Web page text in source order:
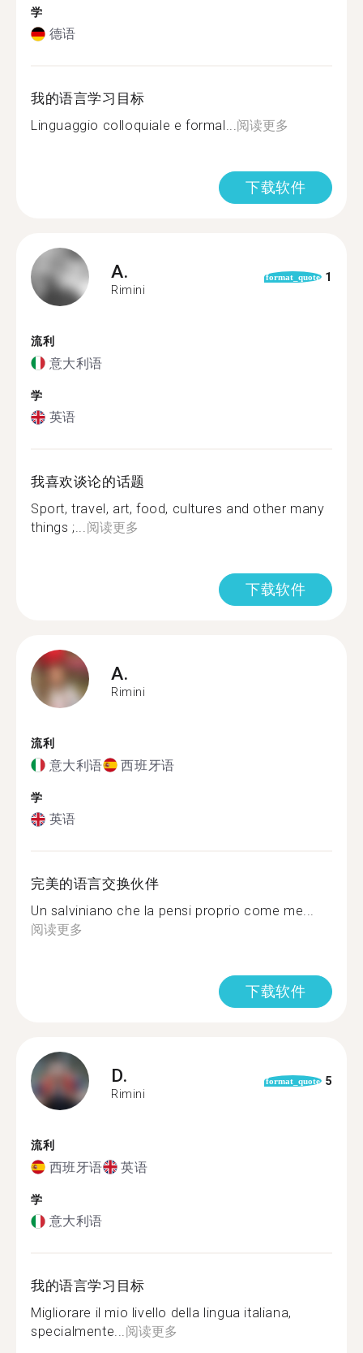
学
德语
我的语言学习目标
Linguaggio colloquiale e formal...阅读更多
下载软件
A.
Rimini
format_quote 1
流利
意大利语
学
英语
我喜欢谈论的话题
Sport, travel, art, food, cultures and other many
things ;...阅读更多
下载软件
A.
Rimini
流利
意大利语 西班牙语
学
英语
完美的语言交换伙伴
Un salviniano che la pensi proprio come me...
阅读更多
下载软件
D.
Rimini
format_quote 5
流利
西班牙语 英语
学
意大利语
我的语言学习目标
Migliorare il mio livello della lingua italiana,
specialmente...阅读更多